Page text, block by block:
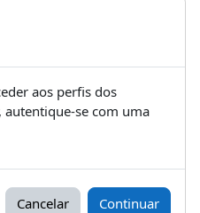
aos perfis dos
autentique-se com uma
Cancelar Continuar